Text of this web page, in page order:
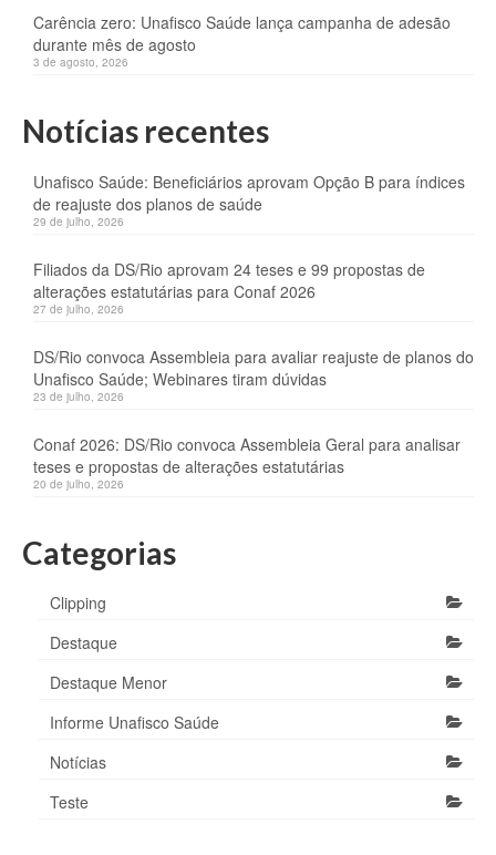
Carência zero: Unafisco Saúde lança campanha de adesão
durante mês de agosto
3 de agosto, 2026
Notícias recentes
Unafisco Saúde: Beneficiários aprovam Opção B para índices
de reajuste dos planos de saúde
29 de julho, 2026
Filiados da DS/Rio aprovam 24 teses e 99 propostas de
alterações estatutárias para Conaf 2026
27 de julho, 2026
DS/Rio convoca Assembleia para avaliar reajuste de planos do
Unafisco Saúde; Webinares tiram dúvidas
23 de julho, 2026
Conaf 2026: DS/Rio convoca Assembleia Geral para analisar
teses e propostas de alterações estatutárias
20 de julho, 2026
Categorias
Clipping
Destaque
Destaque Menor
Informe Unafisco Saúde
Notícias
Teste